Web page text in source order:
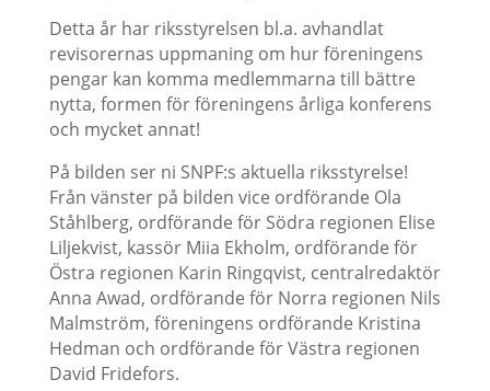
Detta år har riksstyrelsen bl.a. avhandlat
revisorernas uppmaning om hur föreningens
pengar kan komma medlemmarna till bättre
nytta, formen för föreningens årliga konferens
och mycket annat!
På bilden ser ni SNPF:s aktuella riksstyrelse!
Från vänster på bilden vice ordförande Ola
Ståhlberg, ordförande för Södra regionen Elise
Liljekvist, kassör Miia Ekholm, ordförande för
Östra regionen Karin Ringqvist, centralredaktör
Anna Awad, ordförande för Norra regionen Nils
Malmström, föreningens ordförande Kristina
Hedman och ordförande för Västra regionen
David Fridefors.